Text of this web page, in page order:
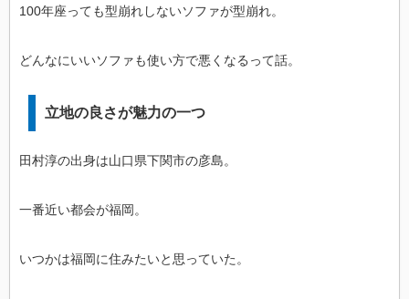
100年座っても型崩れしないソファが型崩れ。
どんなにいいソファも使い方で悪くなるって話。
立地の良さが魅力の一つ
田村淳の出身は山口県下関市の彦島。
一番近い都会が福岡。
いつかは福岡に住みたいと思っていた。